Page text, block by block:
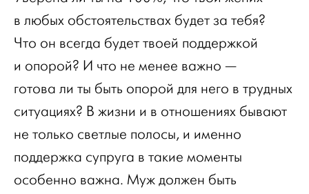
в любых обстоятельствах будет за тебя?
Что он всегда будет твоей поддержкой
и опорой? И что не менее важно —
готова ли ты быть опорой для него в трудных
ситуациях? В жизни и в отношениях бывают
не только светлые полосы, и именно
поддержка супруга в такие моменты
особенно важна. Муж должен быть